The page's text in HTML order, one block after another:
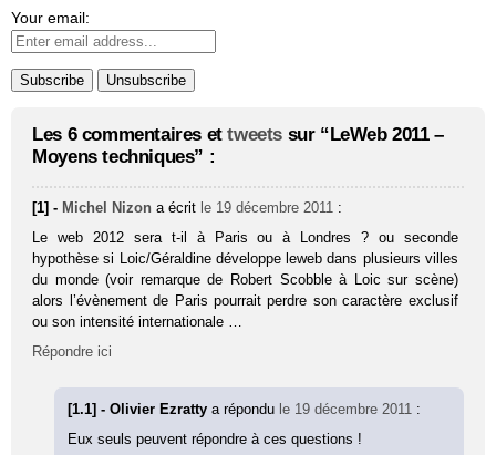
Your email:
Les 6 commentaires ettweets sur “LeWeb 2011 –
Moyens techniques” :
[1] - Michel Nizon a écrit le 19 décembre 2011 :
Le web 2012 sera t-il à Paris ou à Londres ? ou seconde
hypothèse si Loic/Géraldine développe leweb dans plusieurs villes
du monde (voir remarque de Robert Scobble à Loic sur scène)
alors l’évènement de Paris pourrait perdre son caractère exclusif
ou son intensité internationale …
Répondre ici
[1.1] - Olivier Ezrattya répondu le 19 décembre 2011 :
Eux seuls peuvent répondre à ces questions !